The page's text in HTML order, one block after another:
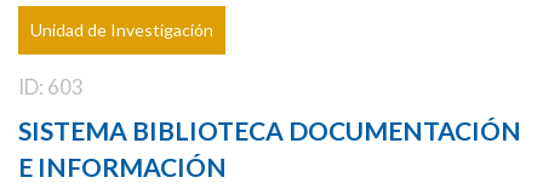
Unidad de Investigación
ID: 603
SISTEMA BIBLIOTECA DOCUMENTACIÓN
E INFORMACIÓN